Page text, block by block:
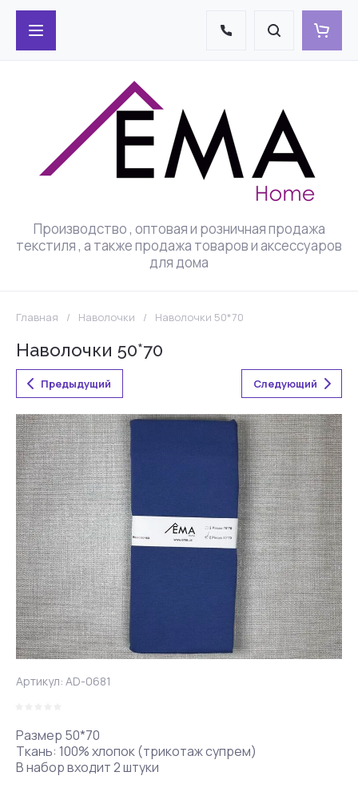
Производство , оптовая и розничная продажа
текстиля , а также продажа товаров и аксессуаров
для дома
Главная / Наволочки / Наволочки 50*70
Наволочки 50*70
Предыдущий Следующий
Артикул: AD-0681
Размер 50*70
Ткань: 100% хлопок (трикотаж супрем)
В набор входит 2 штуки